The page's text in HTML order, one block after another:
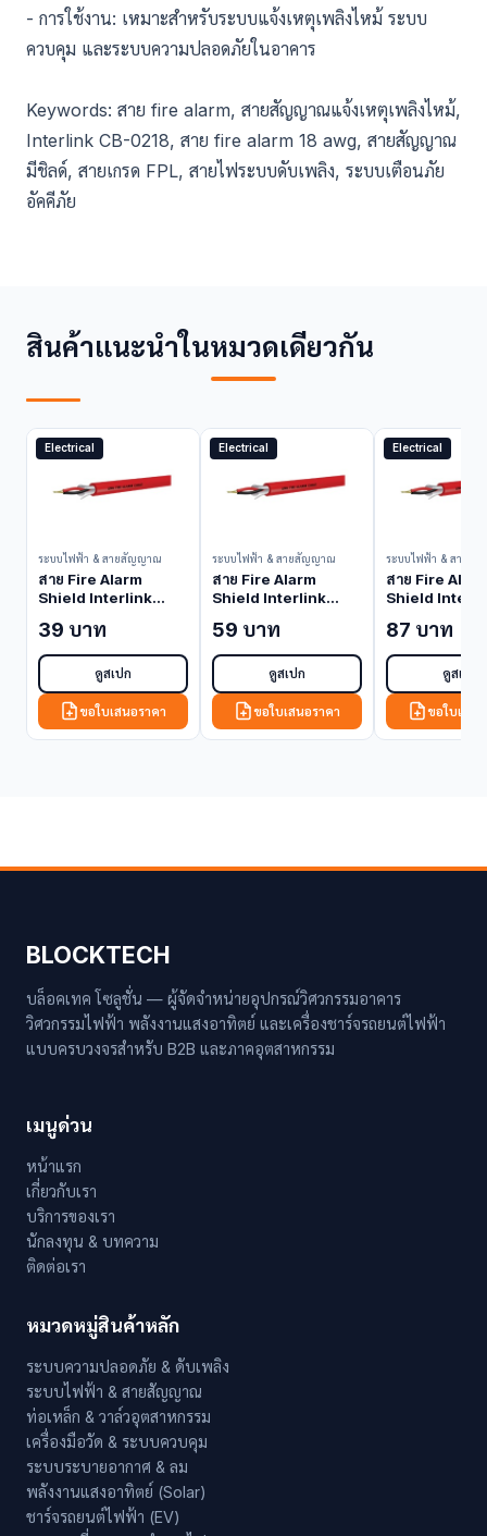
- การใช้งาน: เหมาะสำหรับระบบแจ้งเหตุเพลิงไหม้ ระบบ
ควบคุม และระบบความปลอดภัยในอาคาร
Keywords: สาย fire alarm, สายสัญญาณแจ้งเหตุเพลิงไหม้,
Interlink CB-0218, สาย fire alarm 18 awg, สายสัญญาณ
มีชิลด์, สายเกรด FPL, สายไฟระบบดับเพลิง, ระบบเตือนภัย
อัคคีภัย
สินค้าแนะนำในหมวดเดียวกัน
Electrical
ระบบไฟฟ้า & สายสัญญาณ
สาย Fire Alarm
Shield Interlink
Grade CB-0216
(Fire Alarm Cable
(Shielded))
39 บาท
ดูสเปก
ขอใบเสนอราคา
Electrical
ระบบไฟฟ้า & สายสัญญาณ
สาย Fire Alarm
Shield Interlink
Grade CB-0214
(Fire Alarm Cable
(Shielded))
59 บาท
ดูสเปก
ขอใบเสนอราคา
Electrical
ระบบไฟฟ้า & สายสั
สาย Fire
Shield
Grade CB-
(Fire Alarm
(Shielded))
87 บาท
ดูสเปก
ขอใบเสน
BLOCKTECH
บล็อคเทค โซลูชั่น — ผู้จัดจำหน่ายอุปกรณ์วิศวกรรมอาคาร
วิศวกรรมไฟฟ้า พลังงานแสงอาทิตย์ และเครื่องชาร์จรถยนต์ไฟฟ้า
แบบครบวงจรสำหรับ B2B และภาคอุตสาหกรรม
เมนูด่วน
หน้าแรก
เกี่ยวกับเรา
บริการของเรา
นักลงทุน & บทความ
ติดต่อเรา
หมวดหมู่สินค้าหลัก
ระบบความปลอดภัย & ดับเพลิง
ระบบไฟฟ้า & สายสัญญาณ
ท่อเหล็ก & วาล์วอุตสาหกรรม
เครื่องมือวัด & ระบบควบคุม
ระบบระบายอากาศ & ลม
พลังงานแสงอาทิตย์ (Solar)
ชาร์จรถยนต์ไฟฟ้า (EV)